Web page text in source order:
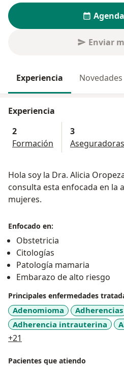
Enviar
Experiencia Novedades
Experiencia
2
Formación
3
Hola soy la Dra. Alicia
consulta esta enfocada en la
mujeres.
Enfocado en:
Obstetricia
Citologías
Patología mamaria
Embarazo de alto riesgo
Principales enfermedades
Adenomioma Adherencias
Adherencia intrauterina
+21
Pacientes que atiendo